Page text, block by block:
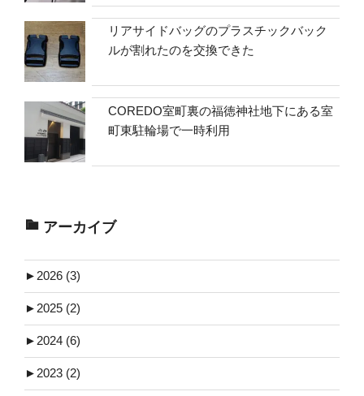
リアサイドバッグのプラスチックバック
ルが割れたのを交換できた
COREDO室町裏の福徳神社地下にある室
町東駐輪場で一時利用
アーカイブ
► 2026 (3)
► 2025 (2)
► 2024 (6)
► 2023 (2)